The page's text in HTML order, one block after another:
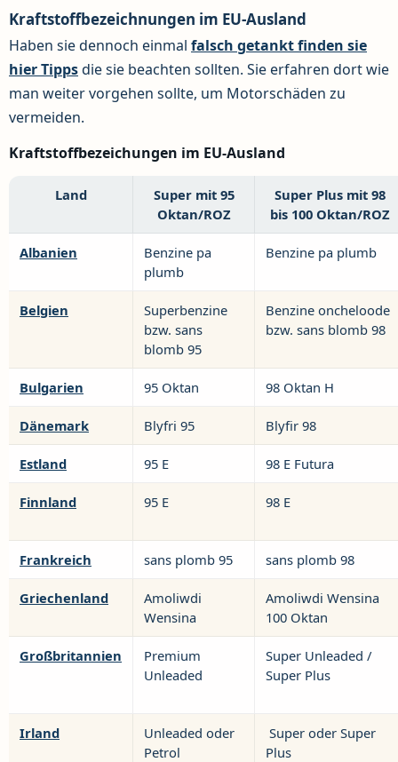
Kraftstoffbezeichnungen im EU-Ausland
Haben sie dennoch einmal falsch getankt finden sie
hier Tippsdie sie beachten sollten. Sie erfahren dort wie
man weiter vorgehen sollte, um Motorschäden zu
vermeiden.
Kraftstoffbezeichungen im EU-Ausland
Land
Super mit 95
Oktan/ROZ
Super Plus mit 98
bis 100 Oktan/ROZ
Albanien
Benzine pa
plumb
Benzine pa plumb
Belgien
Superbenzine
bzw. sans
blomb 95
Benzine oncheloode
bzw. sans blomb 98
Bulgarien 95 Oktan 98 Oktan H
Dänemark Blyfri 95 Blyfir 98
Estland 95 E 98 E Futura
Finnland 95 E 98 E
Frankreich sans plomb 95 sans plomb 98
Griechenland
Amoliwdi
Wensina
Amoliwdi Wensina
100 Oktan
Großbritannien
Premium
Unleaded
Super Unleaded /
Super Plus
Irland
Unleaded oder
Petrol
Super oder Super
Plus